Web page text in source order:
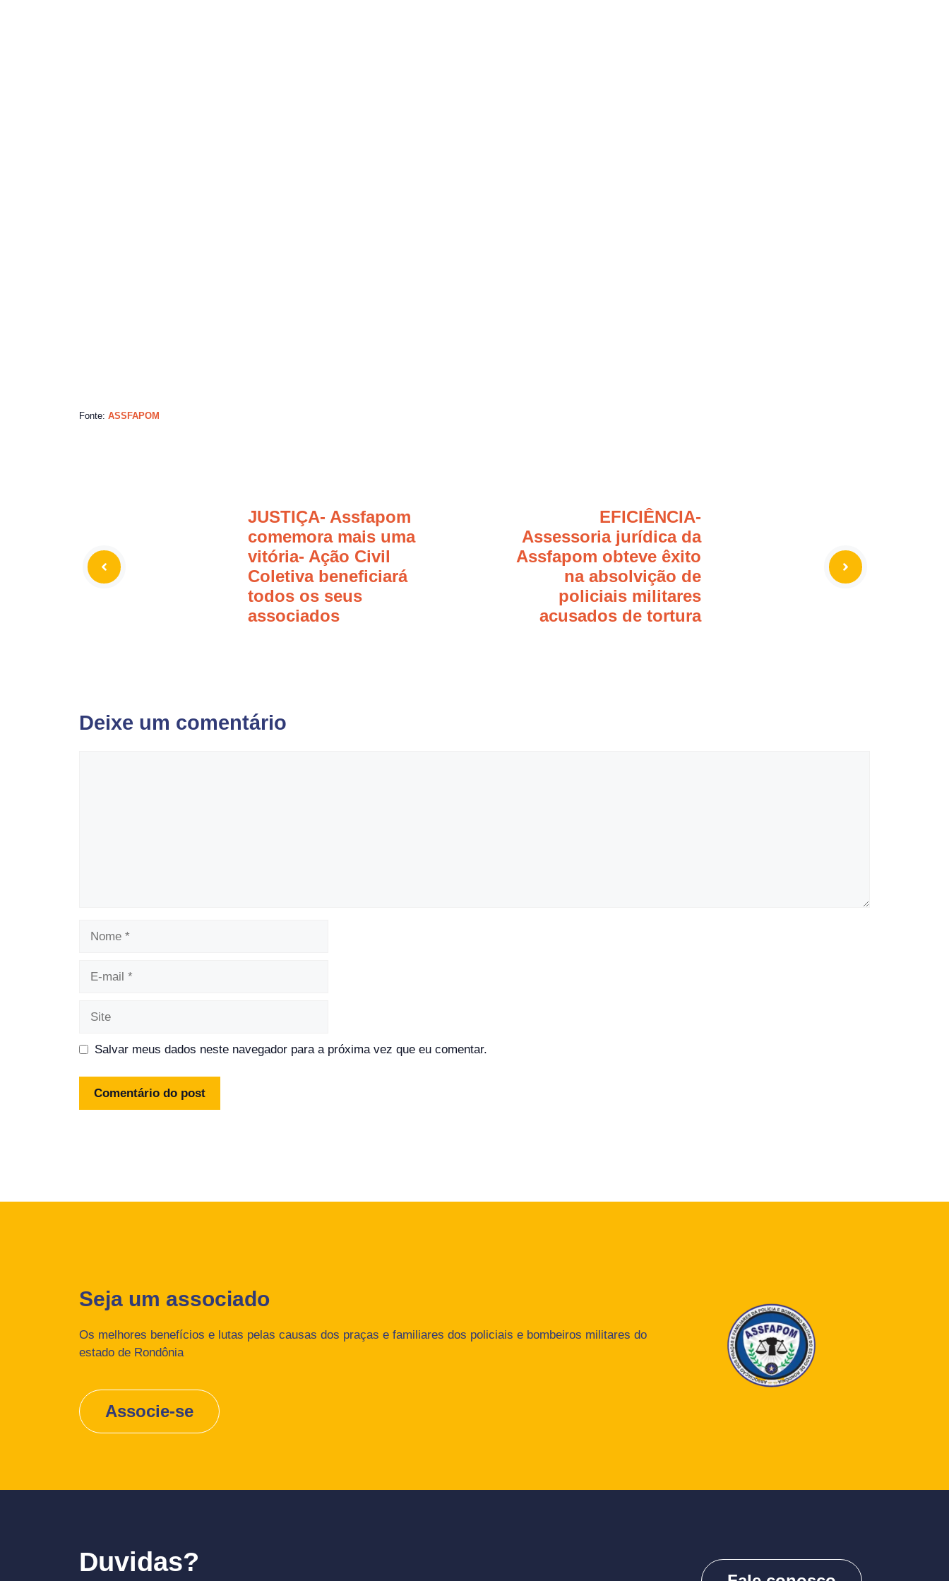
Fonte: ASSFAPOM
JUSTIÇA- Assfapom
comemora mais uma
vitória- Ação Civil
Coletiva beneficiará
todos os seus
associados
EFICIÊNCIA-
Assessoria jurídica da
Assfapom obteve êxito
na absolvição de
policiais militares
acusados de tortura
Deixe um comentário
Salvar meus dados neste navegador para a próxima vez que eu comentar.
Seja um associado
Os melhores benefícios e lutas pelas causas dos praças e familiares dos policiais e bombeiros militares do
estado de Rondônia
Associe-se
Duvidas?